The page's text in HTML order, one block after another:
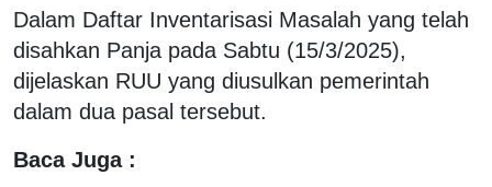
Dalam Daftar Inventarisasi Masalah yang telah
disahkan Panja pada Sabtu (15/3/2025),
dijelaskan RUU yang diusulkan pemerintah
dalam dua pasal tersebut.
Baca Juga :